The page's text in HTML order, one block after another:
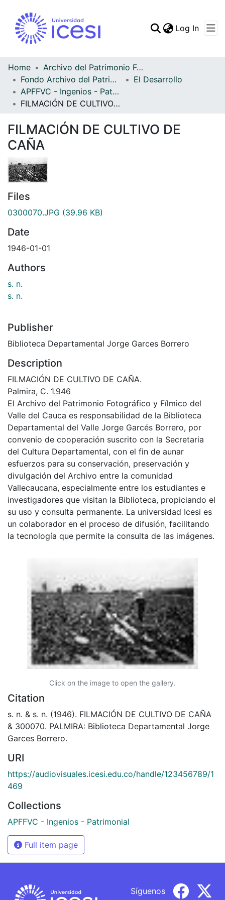
Statistics
Log In
Home
Archivo del Patrimonio Fotográfico y Fílmico del Valle del Cauca
Fondo Archivo del Patrimonio Fotográfico y Fílmico del Valle del Cauca
El Desarrollo
APFFVC - Ingenios - Patrimonial
FILMACIÓN DE CULTIVO DE CAÑA
FILMACIÓN DE CULTIVO DE
CAÑA
Files
0300070.JPG (39.96 KB)
Date
1946-01-01
Authors
s. n.
s. n.
Publisher
Biblioteca Departamental Jorge Garces Borrero
Description
FILMACIÓN DE CULTIVO DE CAÑA.
Palmira, C. 1.946
El Archivo del Patrimonio Fotográfico y Fílmico del
Valle del Cauca es responsabilidad de la Biblioteca
Departamental del Valle Jorge Garcés Borrero, por
convenio de cooperación suscrito con la Secretaria
del Cultura Departamental, con el fin de aunar
esfuerzos para su conservación, preservación y
divulgación del Archivo entre la comunidad
Vallecaucana, especialmente entre los estudiantes e
investigadores que visitan la Biblioteca, propiciando el
su uso y consulta permanente. La universidad Icesi es
un colaborador en el proceso de difusión, facilitando
la tecnología que permite la consulta de las imágenes.
Click on the image to open the gallery.
Citation
s. n. & s. n. (1946). FILMACIÓN DE CULTIVO DE CAÑA
& 300070. PALMIRA: Biblioteca Departamental Jorge
Garces Borrero.
URI
https://audiovisuales.icesi.edu.co/handle/123456789/1
469
Collections
APFFVC - Ingenios - Patrimonial
Full item page
Síguenos